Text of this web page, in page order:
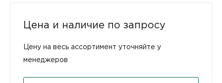
Цена и наличие по запросу
Цену на весь ассортимент уточняйте у
менеджеров